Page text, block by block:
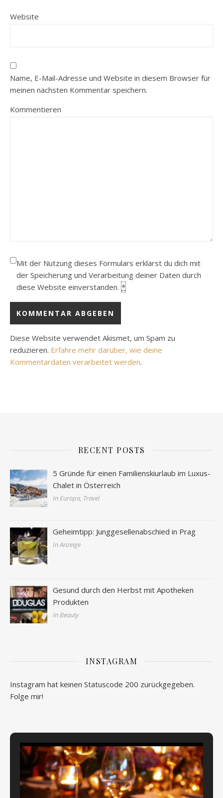
Website
Name, E-Mail-Adresse und Website in diesem Browser für
meinen nächsten Kommentar speichern.
Kommentieren
Mit der Nutzung dieses Formulars erklärst du dich mit
der Speicherung und Verarbeitung deiner Daten durch
diese Website einverstanden. *
Diese Website verwendet Akismet, um Spam zu
reduzieren. Erfahre mehr darüber, wie deine
Kommentardaten verarbeitet werden.
RECENT POSTS
5 Gründe für einen Familienskiurlaub im Luxus-
Chalet in Österreich
In Europa, Travel
Geheimtipp: Junggesellenabschied in Prag
In Anzeige
Gesund durch den Herbst mit Apotheken
Produkten
In Beauty
INSTAGRAM
Instagram hat keinen Statuscode 200 zurückgegeben.
Folge mir!